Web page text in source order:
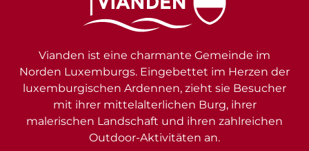
Vianden ist eine charmante Gemeinde im
Norden Luxemburgs. Eingebettet im Herzen der
luxemburgischen Ardennen, zieht sie Besucher
mit ihrer mittelalterlichen Burg, ihrer
malerischen Landschaft und ihren zahlreichen
Outdoor-Aktivitäten an.